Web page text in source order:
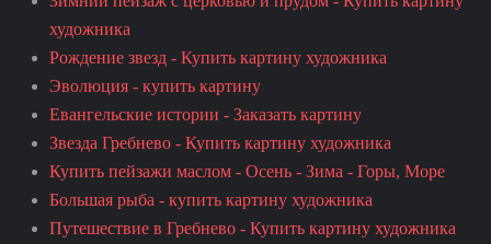
художника
Рождение звезд - Купить картину художника
Эволюция - купить картину
Евангельские истории - Заказать картину
Звезда Гребнево - Купить картину художника
Купить пейзажи маслом - Осень - Зима - Горы, Море
Большая рыба - купить картину художника
Путешествие в Гребнево - Купить картину художника